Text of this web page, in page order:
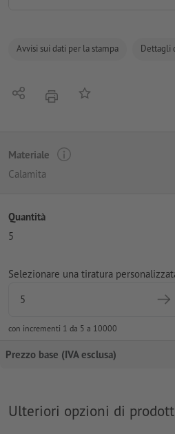
Avvisi sui dati per la stampa Dettagli
Condividistamparealla lista preferiti
Materiale
Calamita
Quantità
5
Selezionare una tiratura
con incrementi 1 da 5 a 10000
Prezzo base (IVA esclusa)
Ulteriori opzioni di